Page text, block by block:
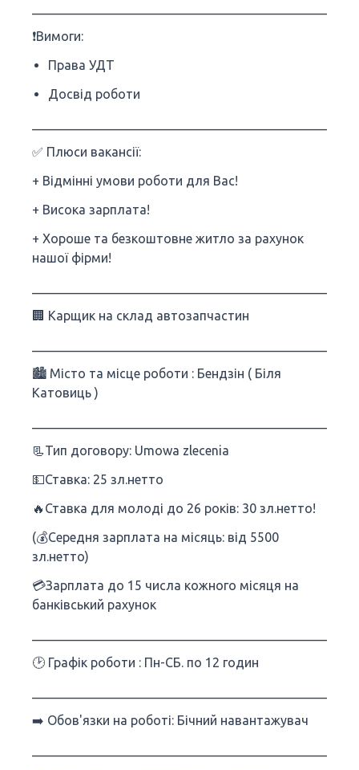
❗Вимоги:
Права УДТ
Досвід роботи
✅ Плюси вакансії:
+ Відмінні умови роботи для Вас!
+ Висока зарплата!
+ Хороше та безкоштовне житло за рахунок
нашої фірми!
🏢 Карщик на склад автозапчастин
🏙 Місто та місце роботи : Бендзін ( Біля
Катовиць )
📃Тип договору: Umowa zlecenia
💵Ставка: 25 зл.нетто
🔥Ставка для молоді до 26 років: 30 зл.нетто!
(💰Середня зарплата на місяць: від 5500
зл.нетто)
💳Зарплата до 15 числа кожного місяця на
банківський рахунок
🕑 Графік роботи : Пн-СБ. по 12 годин
➡️ Обов'язки на роботі: Бічний навантажувач